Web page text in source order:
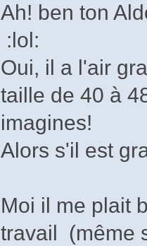
Ah! ben ton
:lol:
Oui, il a l'air
taille de 40 à
imagines!
Alors s'il est
Moi il me plait
travail (même